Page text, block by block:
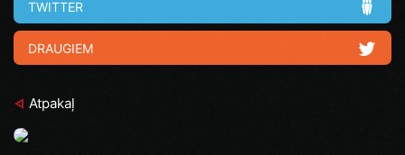
TWITTER
DRAUGIEM
Atpakaļ